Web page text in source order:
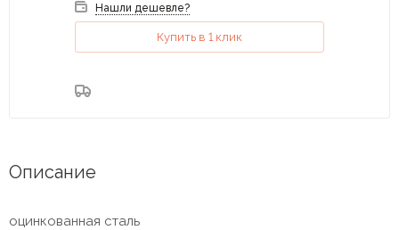
Нашли дешевле?
Купить в 1 клик
Описание
оцинкованная сталь